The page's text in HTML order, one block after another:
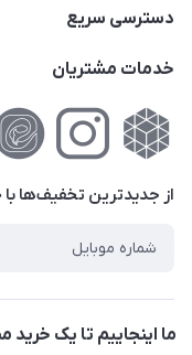
02177111474
کوچه گلریز 4 غربی ، پلاک 13
دسترسی سریع
حساب کاربری
لیست محصولات
خدمات مشتریان
راهنمای‌خرید‌آنلاین
حریم خصوصی
فروش‌اقساطی
از جدید‌ترین تخفیف‌ها با‌
ما اینجاییم تا یک